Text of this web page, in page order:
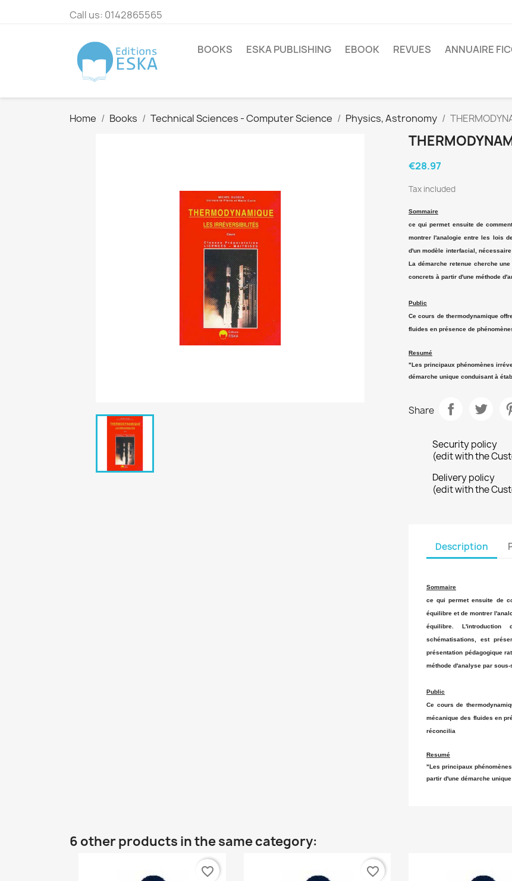
Call us: 0142865565
BOOKS ESKA PUBLISHING EBOOK REVUES ANNUAIRE
Home Books Technical Sciences - Computer Science Physics, Astronomy
€28.97
Tax included
Sommaire
ce qui permet ensuite de
montrer l'analogie entre les lois
d'un modèle interfacial,
La démarche retenue cherche
concrets à partir d'une méthode
Public
Ce cours de thermodynamique
fluides en présence de
Resumé
"Les principaux phénomènes
démarche unique conduisant à
Share
Security policy
(edit with the
Delivery policy
(edit with the
Description
Sommaire
ce qui permet ensuite de
équilibre et de montrer
équilibre. L'introduction
schématisations, est
présentation pédagogique
méthode d'analyse par
Public
Ce cours de
mécanique des fluides en
réconcilia
Resumé
"Les principaux
partir d'une démarche
6 other products in the same category:
favorite_border favorite_border